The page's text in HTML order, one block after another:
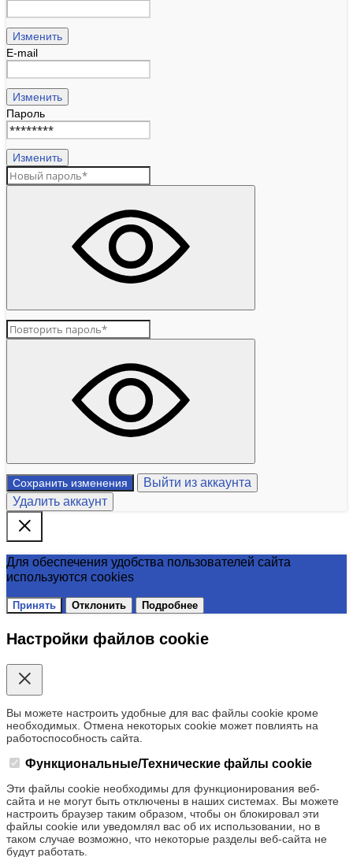
Изменить
E-mail
Изменить
Пароль
Изменить
Сохранить изменения
Выйти из аккаунта
Удалить аккаунт
Для обеспечения удобства пользователей сайта
используются cookies
Принять Отклонить Подробнее
Настройки файлов cookie
Вы можете настроить удобные для вас файлы cookie кроме
необходимых. Отмена некоторых cookie может повлиять на
работоспособность сайта.
Функциональные/Технические файлы cookie
Эти файлы cookie необходимы для функционирования веб-
сайта и не могут быть отключены в наших системах. Вы можете
настроить браузер таким образом, чтобы он блокировал эти
файлы cookie или уведомлял вас об их использовании, но в
таком случае возможно, что некоторые разделы веб-сайта не
будут работать.